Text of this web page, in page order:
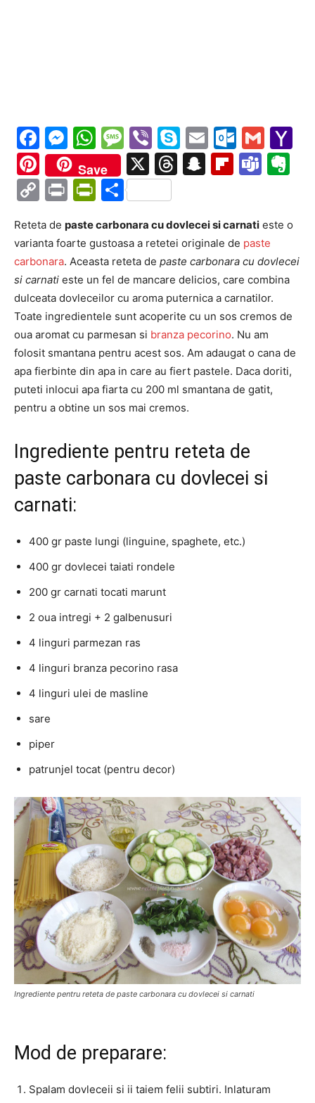
Facebook
Messenger
WhatsApp
Message
ViberSkype
Email
Pinterest
Save X Threads
Snapchat
CopyPrintPrintFriendly
Partajează
Reteta de paste carbonara cu dovlecei si carnati este o
varianta foarte gustoasa a retetei originale de paste
carbonara. Aceasta reteta de paste carbonara cu dovlecei
si carnati este un fel de mancare delicios, care combina
dulceata dovleceilor cu aroma puternica a carnatilor.
Toate ingredientele sunt acoperite cu un sos cremos de
oua aromat cu parmesan si branza pecorino. Nu am
folosit smantana pentru acest sos. Am adaugat o cana de
apa fierbinte din apa in care au fiert pastele. Daca doriti,
puteti inlocui apa fiarta cu 200 ml smantana de gatit,
pentru a obtine un sos mai cremos.
Ingrediente pentru reteta de
paste carbonara cu dovlecei si
carnati:
400 gr paste lungi (linguine, spaghete, etc.)
400 gr dovlecei taiati rondele
200 gr carnati tocati marunt
2 oua intregi + 2 galbenusuri
4 linguri parmezan ras
4 linguri branza pecorino rasa
4 linguri ulei de masline
sare
piper
patrunjel tocat (pentru decor)
Ingrediente pentru reteta de paste carbonara cu dovlecei si carnati
Mod de preparare:
Spalam dovleceii si ii taiem felii subtiri. Inlaturam